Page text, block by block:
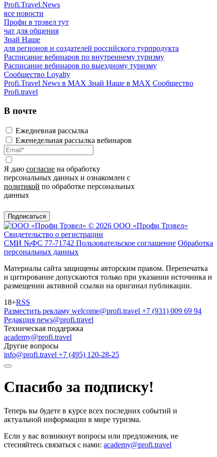
Profi.Travel.News
все новости
Профи в трэвел тут
чат для общения
Знай Наше
для регионов и создателей российского турпродукта
Расписание вебинаров по внутреннему туризму
Расписание вебинаров по выездному туризму
Сообщество Loyalty
Profi.Travel News в MAX Знай Наше в MAX Сообщество
Profi.travel
В почте
Ежедневная рассылка
Еженедельная рассылка вебинаров
Я даю согласие на обработку
персональных данных и ознакомлен с
политикой по обработке персональных
данных
Подписаться
© 2026 ООО «Профи Трэвeл»
Свидетельство о регистрации
СМИ №ФС 77-71742 Пользовательское соглашение Обработка
персональных данных
Материалы сайта защищены авторским правом. Перепечатка
и цитирование допускаются только при указании источника и
размещении активной ссылки на оригинал публикации.
18+RSS
Разместить рекламу welcome@profi.travel +7 (931) 009 69 94
Редакция news@profi.travel
Техническая поддержка
academy@profi.travel
Другие вопросы
info@profi.travel +7 (495) 120-28-25
Спасибо за подписку!
Теперь вы будете в курсе всех последних событий и
актуальной информации в мире туризма.
Если у вас возникнут вопросы или предложения, не
стесняйтесь связаться с нами: academy@profi.travel